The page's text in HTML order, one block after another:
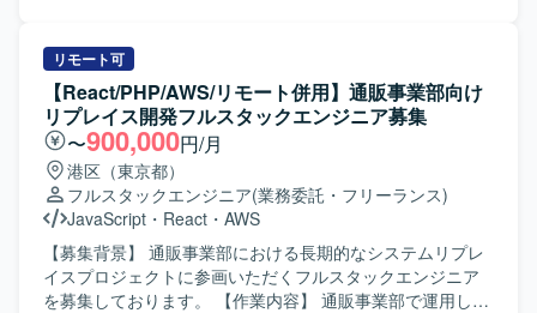
のコミュニケーションを円滑に行い、チーム全体を巻き込
みながら進行管理や品質向上に取り組める方を歓迎しま
す。 【ポジションの魅力】 マルチテナント型SaaSの中核
プロダクト刷新において、アプリケーション層からDB層ま
で幅広い技術要素に関わることができます。インメモリモ
ックから本番DBへの切り替えや、大規模機能追加のスコー
プ管理など、プロジェクトの要となるフェーズでリード経
験を積むことができます。フロントエンド・バックエンド
双方のモダンな技術スタックに携わりながら、アーキテク
チャやテスト戦略の設計にも踏み込める環境です。 【開発
環境】 TypeScript を用いたフロントエンド（Vue 3 / Nuxt
を一貫してご担当いただきます。スクラム開発のチームの
一員として、要件整理を踏まえた基本設計、詳細設計、実
装、単体・結合テストを行っていただきます。 【求める人
物像】 技術的なキャッチアップやスキル向上に前向きに取
り組める方を求めています。チームメンバーと積極的にコ
ミュニケーションを取りながら、自発的に課題解決に動け
る方が望ましいです。 【ポジションの魅力】 人事給与領域
の業務知見を習得しながら、TypeScriptやAWSを中心とし
たモダンな技術スタックでの開発経験を積むことができま
す。設計工程からテストまで幅広い工程を担当できるた
め、上流から下流まで一貫したスキルを身につけることが
リモート可
【React/PHP/AWS/リモート併用】通販事業部向け
リプレイス開発フルスタックエンジニア募集
〜900,000円/月
港区（東京都）
フルスタックエンジニア(業務委託・フリーランス)
JavaScript ・ React ・ AWS
【募集背景】 通販事業部における長期的なシステムリプレ
イスプロジェクトに参画いただくフルスタックエンジニア
を募集しております。 【作業内容】 通販事業部で運用して